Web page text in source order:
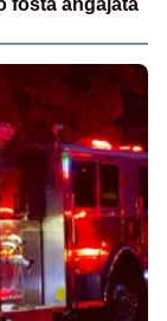
fostă angajată